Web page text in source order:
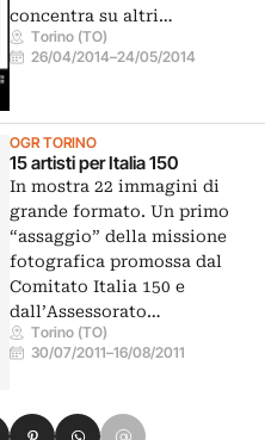
concentra su altri…
Torino (TO)
26/04/2014–24/05/2014
OGR TORINO
15 artisti per Italia 150
In mostra 22 immagini di
grande formato. Un primo
“assaggio” della missione
fotografica promossa dal
Comitato Italia 150 e
dall’Assessorato…
Torino (TO)
30/07/2011–16/08/2011
su Xsu LinkedIn
Condividi su Pinterest
Condividi su WhatsApp
Condividi su Email